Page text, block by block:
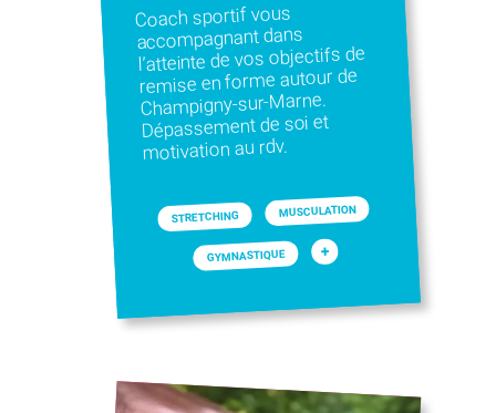
Coach sportif vous
accompagnant dans
l’atteinte de vos objectifs de
remise en forme autour de
Champigny-sur-Marne.
Dépassement de soi et
motivation au rdv.
STRETCHING MUSCULATION
GYMNASTIQUE +